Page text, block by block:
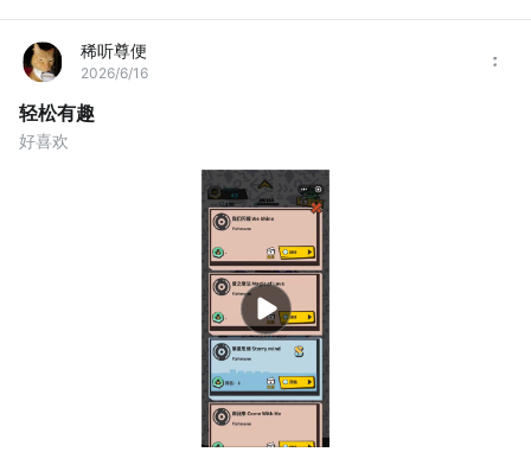
稀听尊便
2026/6/16
轻松有趣
好喜欢